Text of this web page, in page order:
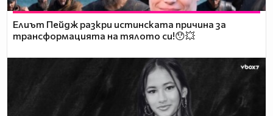
Елиът Пейдж разкри истинската причина за
трансформацията на тялото си!😯💥